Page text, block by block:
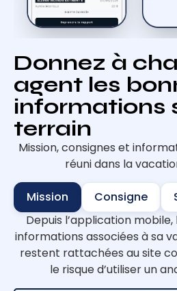
Donnez à
agent les
informations
terrain
Mission, consignes et
réuni dans la
Mission Consigne
Depuis l’application
informations associées à sa
restent rattachées au site
le risque d’utiliser un